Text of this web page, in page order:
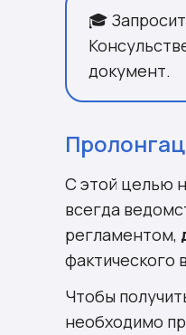
🎓
документ.
С этой целью
всегда
регламентом,
фактического
Чтобы
необходимо